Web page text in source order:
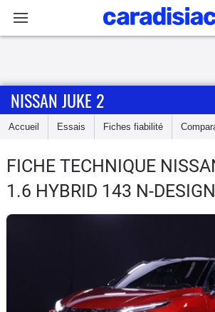
Accueil
Essais
Guide
Utilitaires
NISSAN JUKE 2
Accueil Essais Fiches fiabilité
FICHE TECHNIQUE
1.6 HYBRID 143 N-DESIGN